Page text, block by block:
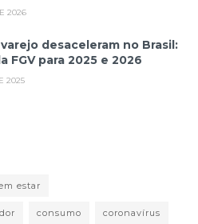
2026
desaceleram no Brasil:
FGV para 2025 e 2026
2025
estar
consumo coronavírus